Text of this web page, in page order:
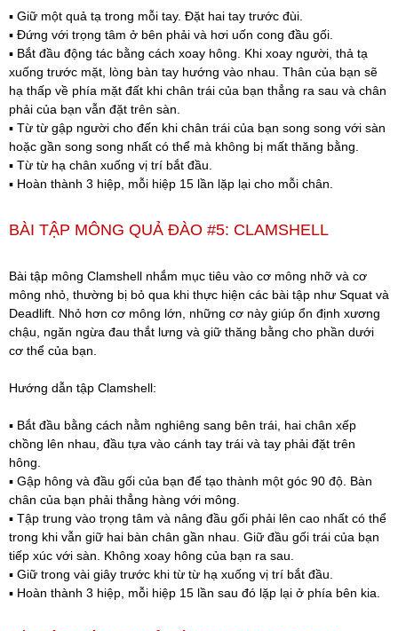
▪️ Giữ một quả tạ trong mỗi tay. Đặt hai tay trước đùi.
▪️ Đứng với trọng tâm ở bên phải và hơi uốn cong đầu gối.
▪️ Bắt đầu động tác bằng cách xoay hông. Khi xoay người, thả tạ
xuống trước mặt, lòng bàn tay hướng vào nhau. Thân của bạn sẽ
hạ thấp về phía mặt đất khi chân trái của bạn thẳng ra sau và chân
phải của bạn vẫn đặt trên sàn.
▪️ Từ từ gập người cho đến khi chân trái của bạn song song với sàn
hoặc gần song song nhất có thể mà không bị mất thăng bằng.
▪️ Từ từ hạ chân xuống vị trí bắt đầu.
▪️ Hoàn thành 3 hiệp, mỗi hiệp 15 lần lặp lại cho mỗi chân.
BÀI TẬP MÔNG QUẢ ĐÀO #5: CLAMSHELL
Bài tập mông Clamshell nhắm mục tiêu vào cơ mông nhỡ và cơ
mông nhỏ, thường bị bỏ qua khi thực hiện các bài tập như Squat và
Deadlift. Nhỏ hơn cơ mông lớn, những cơ này giúp ổn định xương
chậu, ngăn ngừa đau thắt lưng và giữ thăng bằng cho phần dưới
cơ thể của bạn.
Hướng dẫn tập Clamshell:
▪️ Bắt đầu bằng cách nằm nghiêng sang bên trái, hai chân xếp
chồng lên nhau, đầu tựa vào cánh tay trái và tay phải đặt trên
hông.
▪️ Gập hông và đầu gối của bạn để tạo thành một góc 90 độ. Bàn
chân của bạn phải thẳng hàng với mông.
▪️ Tập trung vào trọng tâm và nâng đầu gối phải lên cao nhất có thể
trong khi vẫn giữ hai bàn chân gần nhau. Giữ đầu gối trái của bạn
tiếp xúc với sàn. Không xoay hông của bạn ra sau.
▪️ Giữ trong vài giây trước khi từ từ hạ xuống vị trí bắt đầu.
▪️ Hoàn thành 3 hiệp, mỗi hiệp 15 lần sau đó lặp lại ở phía bên kia.